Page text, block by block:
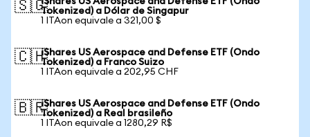
🇸🇬Tokenized) a Dólar de Singapur
1 ITAon equivale a 321,00 $
🇨🇭iShares US Aerospace and Defense ETF (Ondo
Tokenized) a Franco Suizo
1 ITAon equivale a 202,95 CHF
🇧🇷iShares US Aerospace and Defense ETF (Ondo
Tokenized) a Real brasileño
1 ITAon equivale a 1280,29 R$